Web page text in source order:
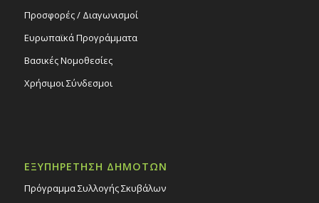
Προσφορές / Διαγωνισμοί
Ευρωπαϊκά Προγράμματα
Βασικές Νομοθεσίες
Χρήσιμοι Σύνδεσμοι
ΕΞΥΠΗΡΕΤΗΣΗ ΔΗΜΟΤΩΝ
Πρόγραμμα Συλλογής Σκυβάλων